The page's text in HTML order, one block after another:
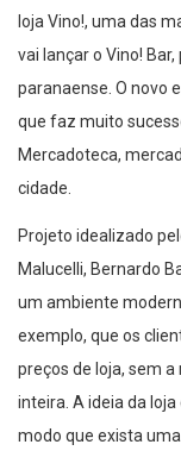
loja Vino!, uma das
vai lançar o Vino!
paranaense. O novo
que faz muito
Mercadoteca,
cidade.
Projeto idealizado
Malucelli, Bernardo
um ambiente
exemplo, que os
preços de loja, sem
inteira. A ideia da
modo que exista